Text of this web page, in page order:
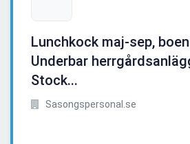
Lunchkock maj-sep,
Underbar
Stock...
Sasongspersonal.se